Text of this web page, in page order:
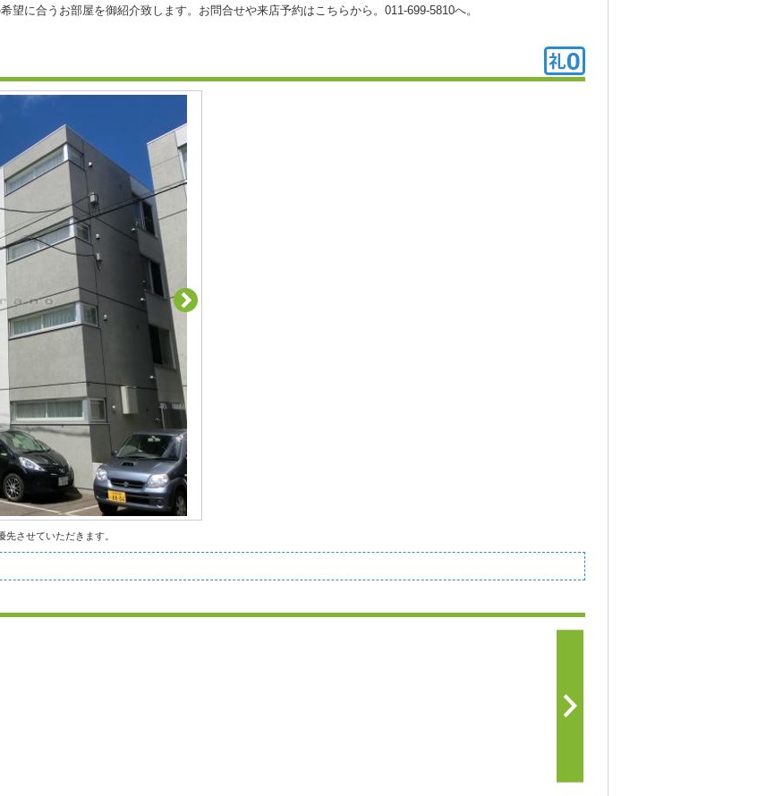
望に合うお部屋を御紹介致します。お問合せや来店予約はこちらから。011-699-5810へ。
させていただきます。